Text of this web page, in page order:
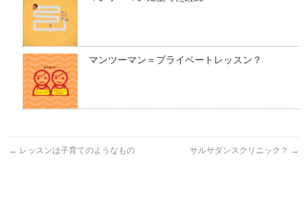
マンツーマン＝プライベートレッスン？
← レッスンは子育てのようなもの サルサダンスクリニック？ →